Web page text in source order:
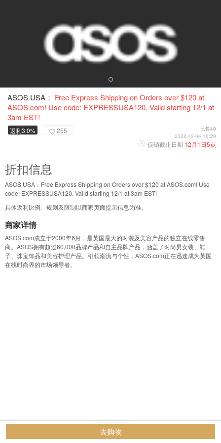
ASOS USA： Free Express Shipping on Orders over $120 at
ASOS.com! Use code: EXPRESSUSA120. Valid starting 12/1 at
3am EST!
返利3.0% 255
已售40
2022-12-04 16:29
促销截止日期 12月1日5点
折扣信息
ASOS USA：Free Express Shipping on Orders over $120 at ASOS.com! Use
code: EXPRESSUSA120. Valid starting 12/1 at 3am EST!
具体返利比例、规则及限制以商家页面提示信息为准。
商家详情
ASOS.com成立于2000年6月，是英国最大的时装及美容产品的独立在线零售
商。ASOS拥有超过60,000品牌产品和自主品牌产品，涵盖了时尚男女装、鞋
子、珠宝饰品和美容护理产品。引领潮流与个性，ASOS.com正在迅速成为英国
在线时尚界的市场领导者。
去购物